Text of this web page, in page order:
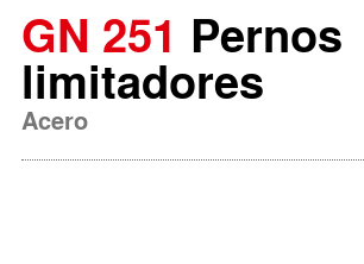
GN 251 Pernos
limitadores
Acero